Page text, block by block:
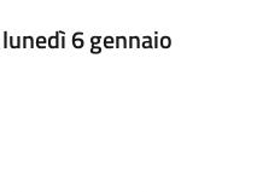
6 gennaio